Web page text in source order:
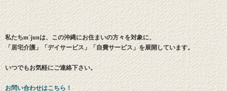
私たちm´junは、この沖縄にお住まいの方々を対象に、
「居宅介護」「デイサービス」「自費サービス」を展開しています。
いつでもお気軽にご連絡下さい。
お問い合わせはこちら！